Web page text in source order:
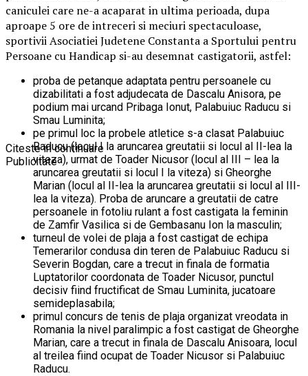
caniculei care ne-a acaparat in ultima perioada, dupa
aproape 5 ore de intreceri si meciuri spectaculoase,
sportivii Asociatiei Judetene Constanta a Sportului pentru
Persoane cu Handicap si-au desemnat castigatorii, astfel:
proba de petanque adaptata pentru persoanele cu
dizabilitati a fost adjudecata de Dascalu Anisora, pe
podium mai urcand Pribaga Ionut, Palabuiuc Raducu si
Smau Luminita;
pe primul loc la probele atletice s-a clasat Palabuiuc
Raducu (locul I la aruncarea greutatii si locul al II-lea la
viteza), urmat de Toader Nicusor (locul al III – lea la
aruncarea greutatii si locul I la viteza) si Gheorghe
Marian (locul al II-lea la aruncarea greutatii si locul al III-
lea la viteza). Proba de aruncare a greutatii de catre
persoanele in fotoliu rulant a fost castigata la feminin
de Zamfir Vasilica si de Gembasanu Ion la masculin;
turneul de volei de plaja a fost castigat de echipa
Temerarilor condusa din teren de Palabuiuc Raducu si
Severin Bogdan, care a trecut in finala de formatia
Luptatorilor coordonata de Toader Nicusor, punctul
decisiv fiind fructificat de Smau Luminita, jucatoare
semideplasabila;
primul concurs de tenis de plaja organizat vreodata in
Romania la nivel paralimpic a fost castigat de Gheorghe
Marian, care a trecut in finala de Dascalu Anisoara, locul
al treilea fiind ocupat de Toader Nicusor si Palabuiuc
Raducu.
Citeste in continuare
Publicitate